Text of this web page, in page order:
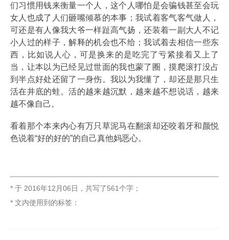
们习惯用钱来衡量一个人，这个人哪怕是会骗钱甚至会玩
女人也成了人们砸嘴倾慕的本事；我试着客气客气做人，
可还是有人像我大爷一样趾高气扬，还装着一副大人不记
小人过的样子，解释的机会也不给；我试着去相信一些东
西，比如说人心，可是换来的是吃完了亏紧接着又上了
当，让本以为已经见过世面的我也蒙了圈，摸爬滚打没占
到半点好处还留了一身伤。我以为我懂了，却还是那只生
活在井底的蛙。活的越来越沉默，越来越不想说话，越来
越不像自己。
看着那个本来内心有万只草泥马在翻滚却还咬着牙和颜悦
色说着“好的好的”的自己真他妈恶心。
* 于 2016年12月06日 ， 共写了561个字 ；
* 文内使用到的标签：